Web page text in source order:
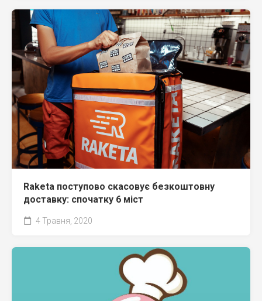
Raketa поступово скасовує безкоштовну
доставку: спочатку 6 міст
4 Травня, 2020